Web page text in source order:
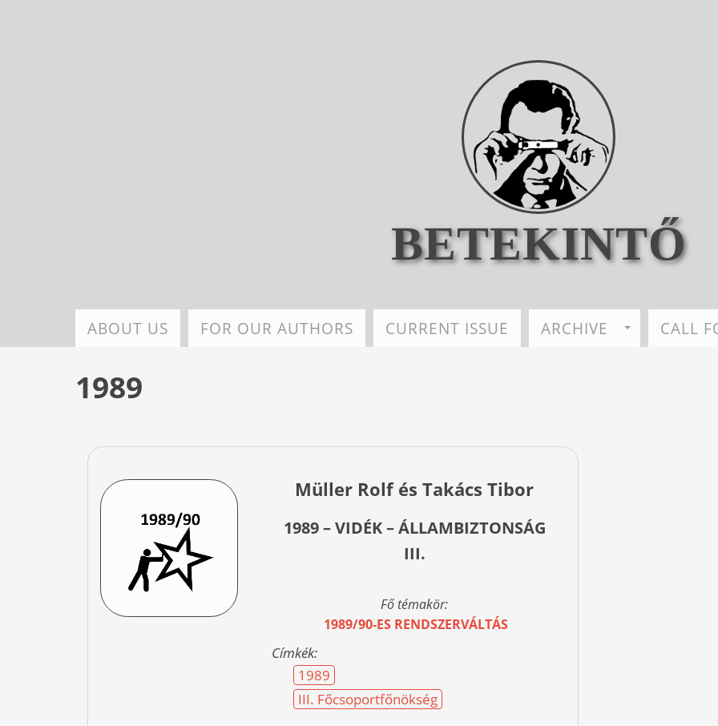
BETEKINTŐ
ABOUT US FOR OUR AUTHORS CURRENT ISSUE ARCHIVE CALL
1989
Müller Rolf és Takács Tibor
1989 – VIDÉK – ÁLLAMBIZTONSÁG
III.
Fő témakör:
1989/90-ES RENDSZERVÁLTÁS
Címkék:
1989
III. Főcsoportfőnökség